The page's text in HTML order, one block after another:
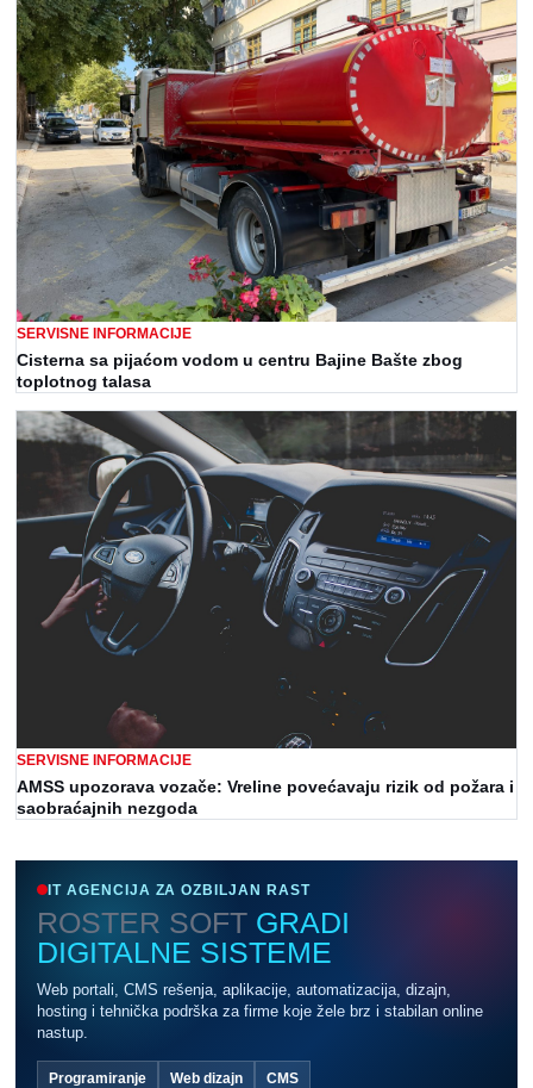
SERVISNE INFORMACIJE
Cisterna sa pijaćom vodom u centru Bajine Bašte zbog
toplotnog talasa
SERVISNE INFORMACIJE
AMSS upozorava vozače: Vreline povećavaju rizik od požara i
saobraćajnih nezgoda
IT AGENCIJA ZA OZBILJAN RAST
ROSTER SOFT GRADI
DIGITALNE SISTEME
Web portali, CMS rešenja, aplikacije, automatizacija, dizajn,
hosting i tehnička podrška za firme koje žele brz i stabilan online
nastup.
Programiranje Web dizajn CMS